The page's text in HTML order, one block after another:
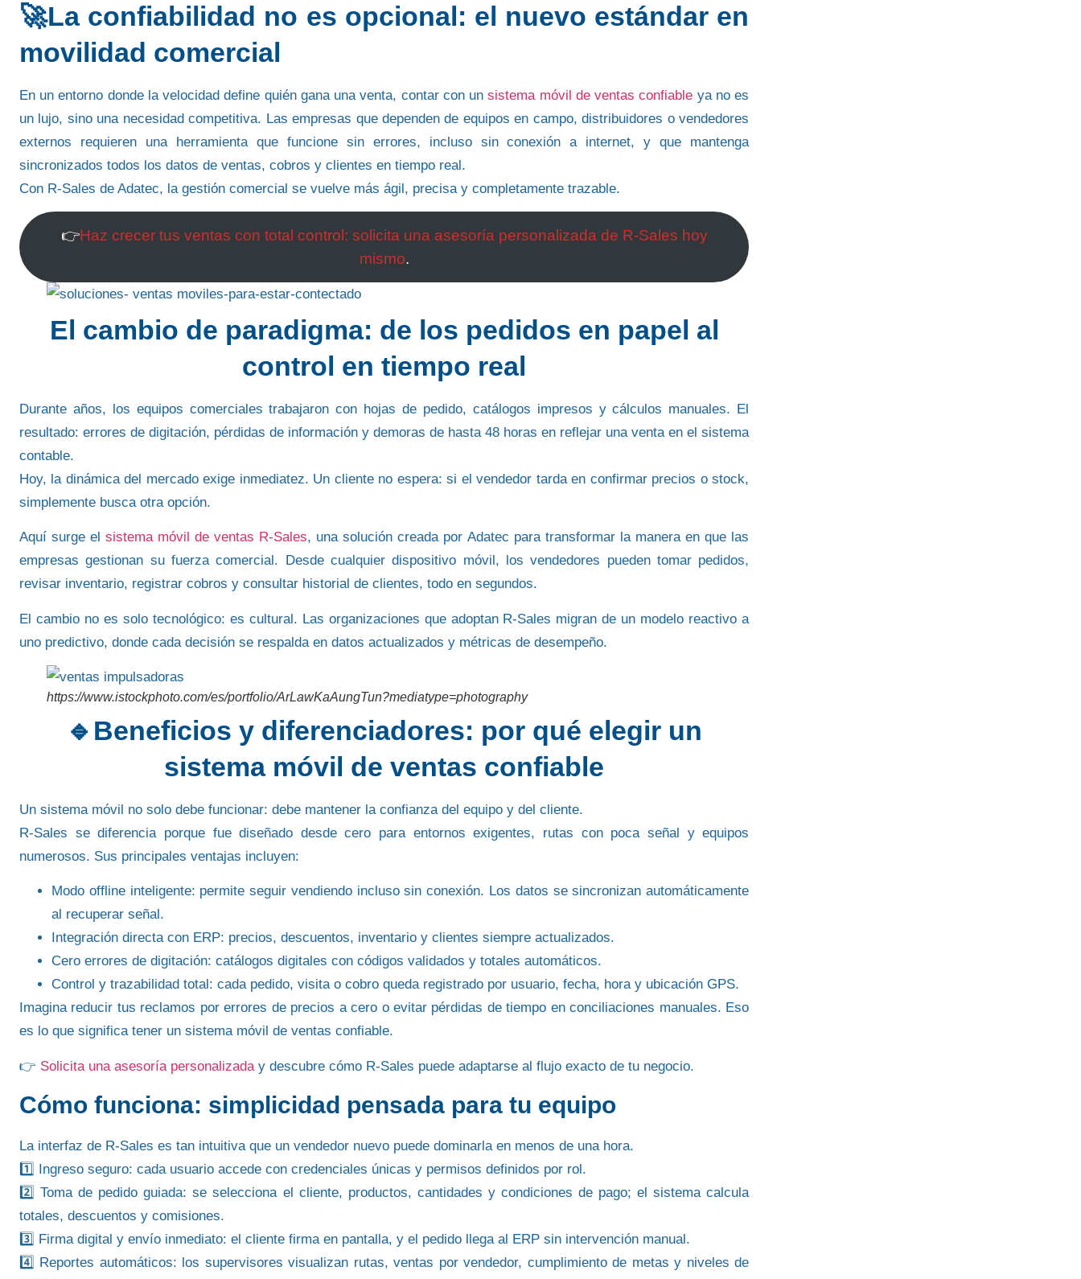
🚀La confiabilidad no es opcional: el nuevo estándar en
movilidad comercial
En un entorno donde la velocidad define quién gana una venta, contar con unsistema móvil de ventas confiable ya no es
un lujo, sino una necesidad competitiva. Las empresas que dependen de equipos en campo, distribuidores o vendedores
externos requieren una herramienta que funcione sin errores, incluso sin conexión a internet, y que mantenga
sincronizados todos los datos de ventas, cobros y clientes en tiempo real.
Con R-Sales de Adatec, la gestión comercial se vuelve más ágil, precisa y completamente trazable.
👉Haz crecer tus ventas con total control: solicita una asesoría personalizada de R-Sales hoy
mismo.
El cambio de paradigma: de los pedidos en papel al
control en tiempo real
Durante años, los equipos comerciales trabajaron con hojas de pedido, catálogos impresos y cálculos manuales. El
resultado: errores de digitación, pérdidas de información y demoras de hasta 48 horas en reflejar una venta en el sistema
contable.
Hoy, la dinámica del mercado exige inmediatez. Un cliente no espera: si el vendedor tarda en confirmar precios o stock,
simplemente busca otra opción.
Aquí surge el sistema móvil de ventas R-Sales, una solución creada porAdatec para transformar la manera en que las
empresas gestionan su fuerza comercial. Desde cualquier dispositivo móvil, los vendedores pueden tomar pedidos,
revisar inventario, registrar cobros y consultar historial de clientes, todo en segundos.
El cambio no es solo tecnológico: es cultural. Las organizaciones que adoptan R-Sales migran de un modelo reactivo a
uno predictivo, donde cada decisión se respalda en datos actualizados y métricas de desempeño.
https://www.istockphoto.com/es/portfolio/ArLawKaAungTun?mediatype=photography
🔹Beneficios y diferenciadores: por qué elegir un
sistema móvil de ventas confiable
Un sistema móvil no solo debe funcionar: debe mantener la confianza del equipo y del cliente.
R-Sales se diferencia porque fue diseñado desde cero para entornos exigentes, rutas con poca señal y equipos
numerosos. Sus principales ventajas incluyen:
Modo offline inteligente: permite seguir vendiendo incluso sin conexión. Los datos se sincronizan automáticamente
al recuperar señal.
Integración directa con ERP: precios, descuentos, inventario y clientes siempre actualizados.
Cero errores de digitación: catálogos digitales con códigos validados y totales automáticos.
Control y trazabilidad total: cada pedido, visita o cobro queda registrado por usuario, fecha, hora y ubicación GPS.
Imagina reducir tus reclamos por errores de precios a cero o evitar pérdidas de tiempo en conciliaciones manuales. Eso
es lo que significa tener un sistema móvil de ventas confiable.
👉 Solicita una asesoría personalizaday descubre cómo R-Sales puede adaptarse al flujo exacto de tu negocio.
Cómo funciona: simplicidad pensada para tu equipo
La interfaz de R-Sales es tan intuitiva que un vendedor nuevo puede dominarla en menos de una hora.
1️⃣
Ingreso seguro: cada usuario accede con credenciales únicas y permisos definidos por rol.
2️⃣Toma de pedido guiada: se selecciona el cliente, productos, cantidades y condiciones de pago; el sistema calcula
totales, descuentos y comisiones.
3️⃣
Firma digital y envío inmediato: el cliente firma en pantalla, y el pedido llega al ERP sin intervención manual.
4️⃣
Reportes automáticos: los supervisores visualizan rutas, ventas por vendedor, cumplimiento de metas y niveles de